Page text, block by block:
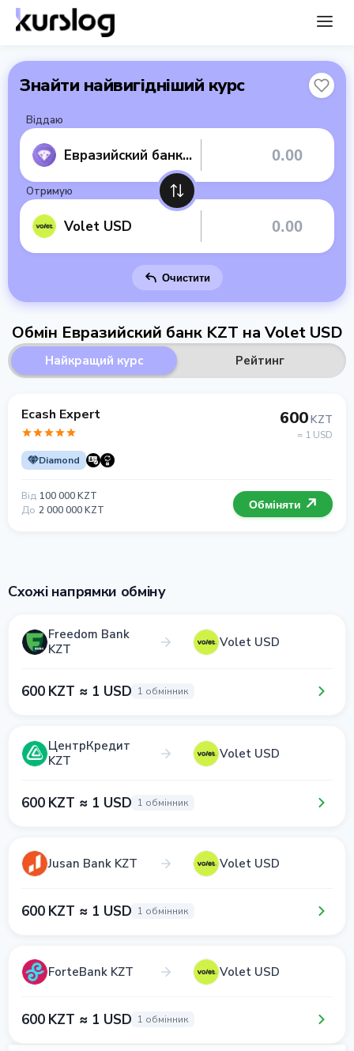
Знайти найвигідніший курс
Віддаю
Евразийский банк KZT
Отримую
Volet USD
Очистити
Обмін Евразийский банк KZT на Volet USD
Найкращий курс Рейтинг
Ecash Expert
Diamond
600KZT
= 1 USD
Від 100 000 KZT
До 2 000 000 KZT Обміняти
Схожі напрямки обміну
Freedom Bank
KZT
Volet USD
600 KZT ≈ 1 USD 1 обмінник
ЦентрКредит
KZT
Volet USD
600 KZT ≈ 1 USD 1 обмінник
Jusan Bank KZT Volet USD
600 KZT ≈ 1 USD 1 обмінник
ForteBank KZT Volet USD
600 KZT ≈ 1 USD 1 обмінник